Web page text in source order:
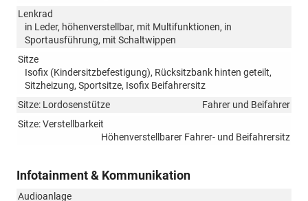
Lenkrad
in Leder, höhenverstellbar, mit Multifunktionen, in
Sportausführung, mit Schaltwippen
Sitze
Isofix (Kindersitzbefestigung), Rücksitzbank hinten geteilt,
Sitzheizung, Sportsitze, Isofix Beifahrersitz
Sitze: Lordosenstütze
Fahrer und Beifahrer
Sitze: Verstellbarkeit
Höhenverstellbarer Fahrer- und Beifahrersitz
Infotainment & Kommunikation
Audioanlage